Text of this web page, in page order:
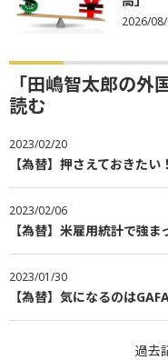
2026/
「田嶋智太郎の外
読む
2023/02/20
【為替】押さえておきた
2023/02/06
【為替】米雇用統計で強
2023/01/30
【為替】気になるのは
過去